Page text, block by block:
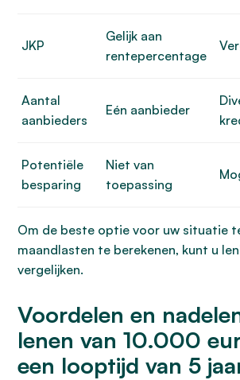
JKP
Gelijk aan
rentepercentage
Aantal
aanbieders
Eén aanbieder
Potentiële
besparing
Niet van
toepassing
Om de beste optie voor uw situatie
maandlasten te berekenen, kunt u
vergelijken.
Voordelen en
lenen van 10.000
een looptijd van 5